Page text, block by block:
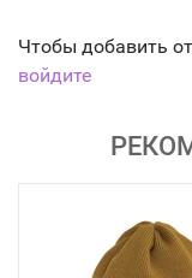
Чтобы добавить
войдите